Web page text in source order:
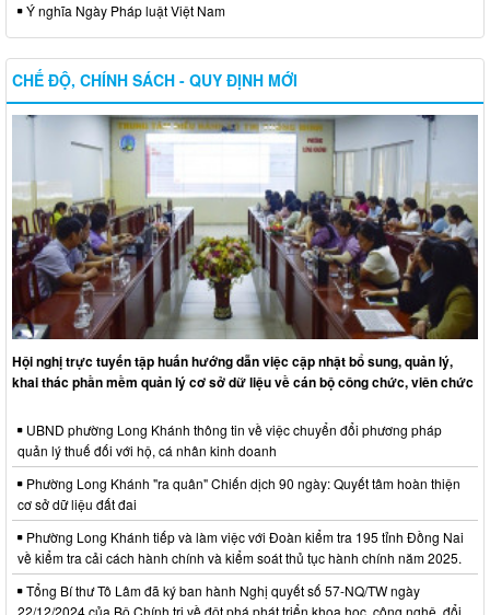
Ý nghĩa Ngày Pháp luật Việt Nam
CHẾ ĐỘ, CHÍNH SÁCH - QUY ĐỊNH MỚI
Hội nghị trực tuyến tập huấn hướng dẫn việc cập nhật bổ sung, quản lý,
khai thác phần mềm quản lý cơ sở dữ liệu về cán bộ công chức, viên chức
UBND phường Long Khánh thông tin về việc chuyển đổi phương pháp
quản lý thuế đối với hộ, cá nhân kinh doanh
Phường Long Khánh "ra quân" Chiến dịch 90 ngày: Quyết tâm hoàn thiện
cơ sở dữ liệu đất đai
Phường Long Khánh tiếp và làm việc với Đoàn kiểm tra 195 tỉnh Đồng Nai
về kiểm tra cải cách hành chính và kiểm soát thủ tục hành chính năm 2025.
Tổng Bí thư Tô Lâm đã ký ban hành Nghị quyết số 57-NQ/TW ngày
22/12/2024 của Bộ Chính trị về đột phá phát triển khoa học, công nghệ, đổi